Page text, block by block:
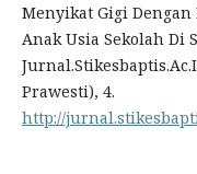
Menyikat Gigi
Anak Usia Sekolah Di
Prawesti), 4.
http://